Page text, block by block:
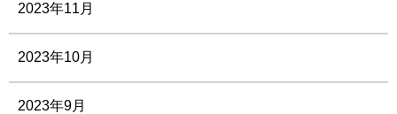
2023年11月
2023年10月
2023年9月